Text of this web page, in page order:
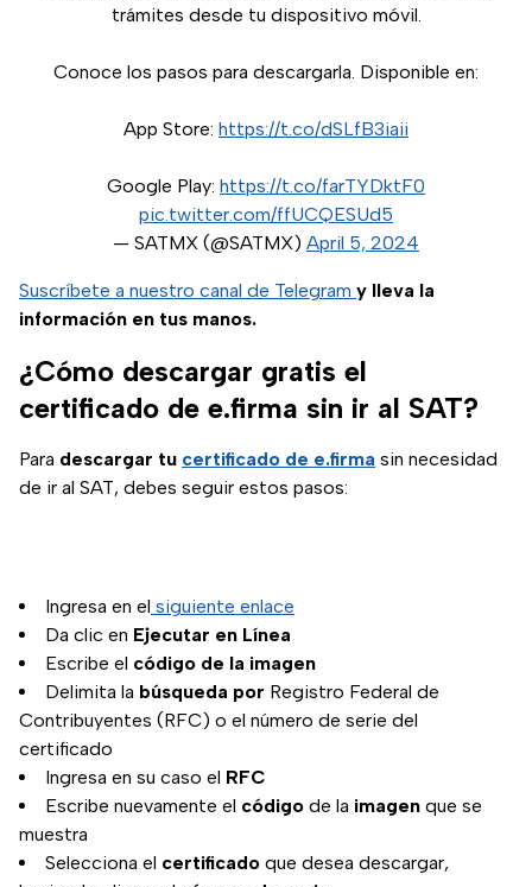
trámites desde tu dispositivo móvil.
Conoce los pasos para descargarla. Disponible en:
App Store: https://t.co/dSLfB3iaii
Google Play: https://t.co/farTYDktF0
pic.twitter.com/ffUCQESUd5
— SATMX (@SATMX) April 5, 2024
Suscríbete a nuestro canal de Telegram y lleva la
información en tus manos.
¿Cómo descargar gratis el
certificado de e.firma sin ir al SAT?
Para descargar tu certificado de e.firma sin necesidad
de ir al SAT, debes seguir estos pasos:
Ingresa en el siguiente enlace
Da clic en Ejecutar en Línea
Escribe el código de la imagen
Delimita la búsqueda por Registro Federal de
Contribuyentes (RFC) o el número de serie del
certificado
Ingresa en su caso el RFC
Escribe nuevamente el código de la imagen que se
muestra
Selecciona el certificado que desea descargar,